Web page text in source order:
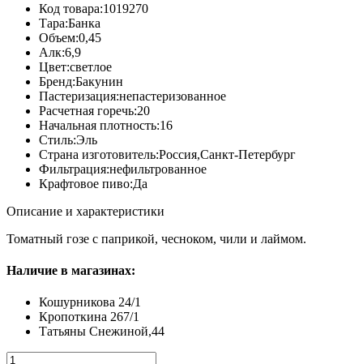
Код товара:1019270
Тара:Банка
Объем:0,45
Алк:6,9
Цвет:светлое
Бренд:Бакунин
Пастеризация:непастеризованное
Расчетная горечь:20
Начальная плотность:16
Стиль:Эль
Страна изготовитель:Россия,Санкт-Петербург
Фильтрация:нефильтрованное
Крафтовое пиво:Да
Описание и характеристики
Томатный гозе с паприкой, чесноком, чили и лаймом.
Наличие в магазинах:
Кошурникова 24/1
Кропоткина 267/1
Татьяны Снежиной,44